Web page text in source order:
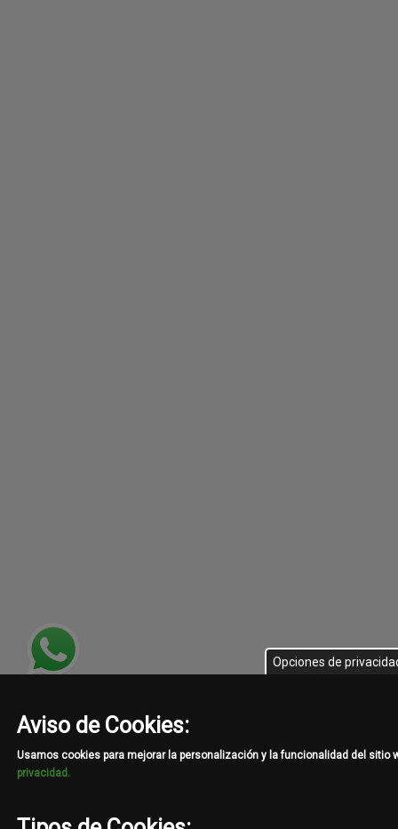
Opciones de
Aviso de Cookies:
Usamos cookies para mejorar la personalización y la funcionalidad del sitio
privacidad.